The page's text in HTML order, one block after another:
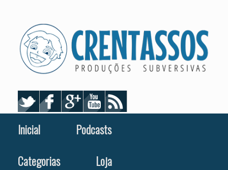
Inicial
Podcasts
Categorias
Loja